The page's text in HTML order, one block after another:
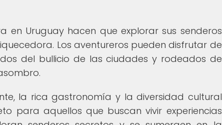
en Uruguay hacen que explorar sus senderos
Los aventureros pueden disfrutar de
del bullicio de las ciudades y rodeados de
la rica gastronomía y la diversidad cultural
para aquellos que buscan vivir experiencias